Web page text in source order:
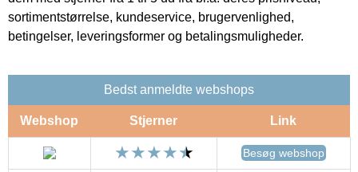
sortimentstørrelse, kundeservice, brugervenlighed,
betingelser, leveringsformer og betalingsmuligheder.
Bedst anmeldte webshops
Webshop Stjerner Link
Besøg webshop